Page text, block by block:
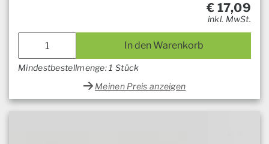
€ 17,09
inkl. MwSt.
In den Warenkorb
Mindestbestellmenge: 1 Stück
Meinen Preis anzeigen